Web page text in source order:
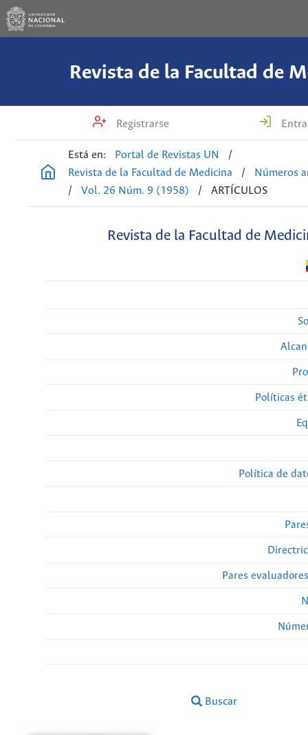
Revista de la Facultad de
Registrarse
Está en: Portal de Revistas UN
/
Revista de la Facultad de Medicina
/
Números
/
Vol. 26 Núm. 9 (1958) / ARTÍCULOS
Revista de la Facultad de
Políticas
Política de
Pares
Buscar